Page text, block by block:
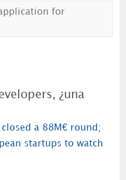
for
¿una
closed a 88M€ round;
startups to watch